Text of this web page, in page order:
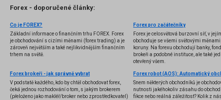
Forex - doporučené články:
Co je FOREX?
Základní informace o finančním trhu FOREX. Forex
je obchodování s cizími měnami (forex trading) a je
zároveň největším a také nejlikvidnějším finančním
trhem na světě.
Forex pro začátečníky
Forex je celosvětová burzovní síť, v
obchoduje se všemi světovými
koruny. Na forexu obchodují banky,
brokeři a podobné instituce, ale také
otevřený všem.
Forex brokeři - jak správně vybrat
V podstatě každého, kdo by chtěl obchodovat forex,
čeká jednou rozhodování o tom, s jakým brokerem
(přeloženo jako makléř/broker nebo zprostředkovatel)
Snem některých obchodníků je
nutnosti jakéhokoliv zásahu do
fikce nebo reálná záležitost? Kolik z